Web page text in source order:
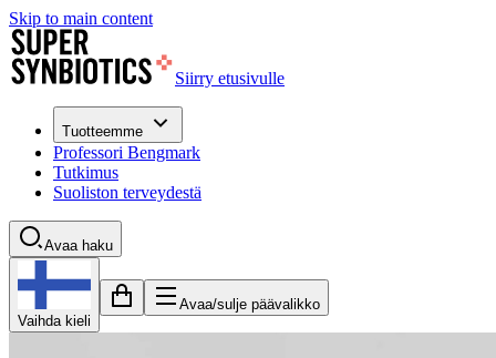
Skip to main content
Siirry etusivulle
Tuotteemme
Professori Bengmark
Tutkimus
Suoliston terveydestä
Avaa haku
Vaihda kieli
Avaa/sulje päävalikko